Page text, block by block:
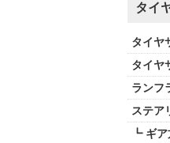
タイ
タイヤ
タイヤ
ランフ
ステア
┗ ギア